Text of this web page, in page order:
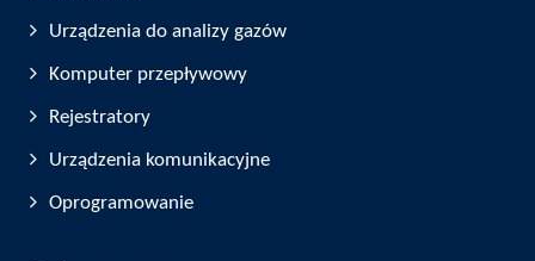
Urządzenia do analizy gazów
Komputer przepływowy
Rejestratory
Urządzenia komunikacyjne
Oprogramowanie